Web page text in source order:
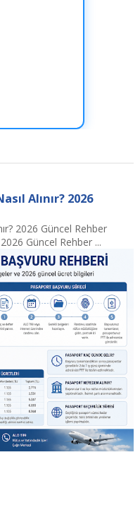
Alınır? 2026
2026 Güncel Rehber
Güncel Rehber ...